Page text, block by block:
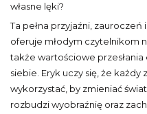
własne lęki?
Ta pełna przyjaźni,
oferuje młodym czytelnikom
także wartościowe
siebie. Eryk uczy się, że
wykorzystać, by zmieniać
rozbudzi wyobraźnię oraz